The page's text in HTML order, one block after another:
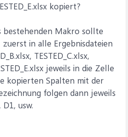
kopiert?
bestehenden Makro sollte
in alle Ergebnisdateien
TESTED_C.xlsx,
jeweils in die Zelle
kopierten Spalten mit der
folgen dann jeweils
usw.